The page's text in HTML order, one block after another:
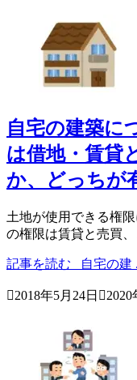
自宅の建築に
は借地・賃貸
か、どっちが
土地が使用できる権
の権限は賃貸と売買
記事を読む 自宅の建
2018年5月24日 2020